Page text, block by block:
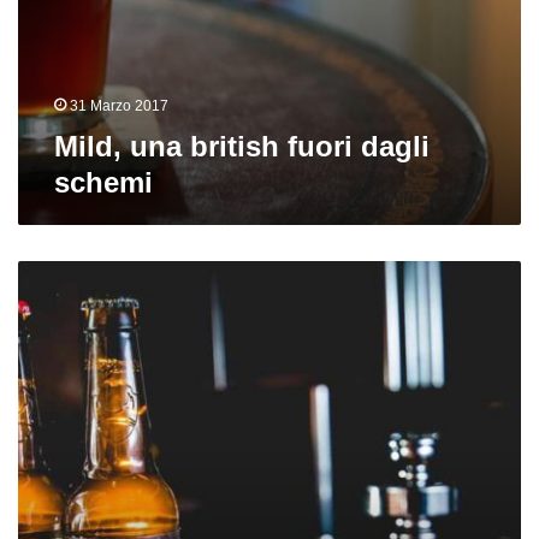
31 Marzo 2017
Mild, una british fuori dagli
schemi
birre
dall’Europa:
Brewdog,
Mikkeller,
Kernel,
To
Øl,
Artezan